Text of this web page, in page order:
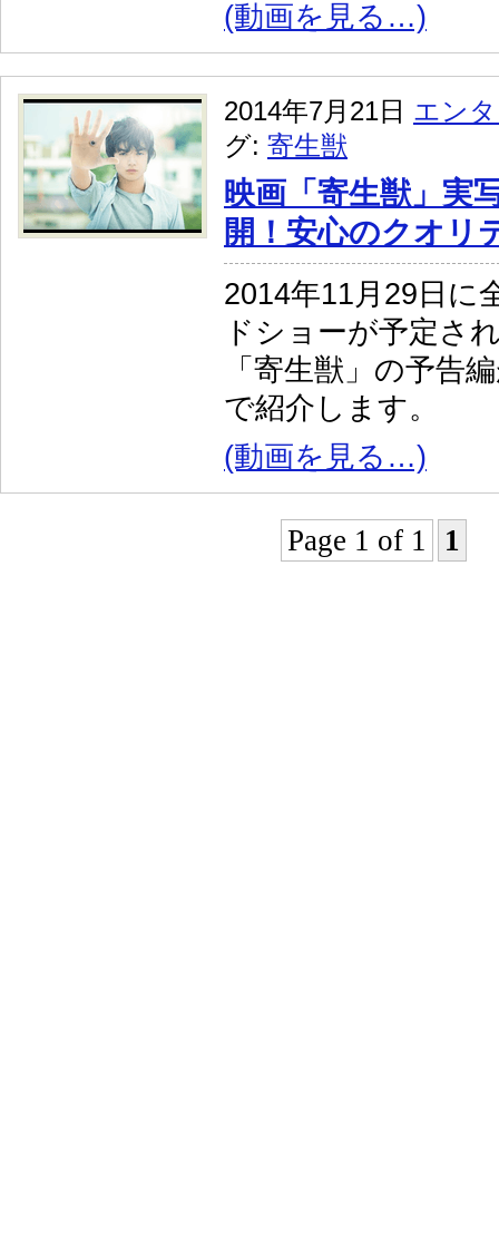
(動画を見る…)
2014年7月21日 エン
グ: 寄生獣
映画「寄生獣」実
開！安心のクオリ
2014年11月29日に
ドショーが予定さ
「寄生獣」の予告
で紹介します。
(動画を見る…)
Page 1 of 1 1